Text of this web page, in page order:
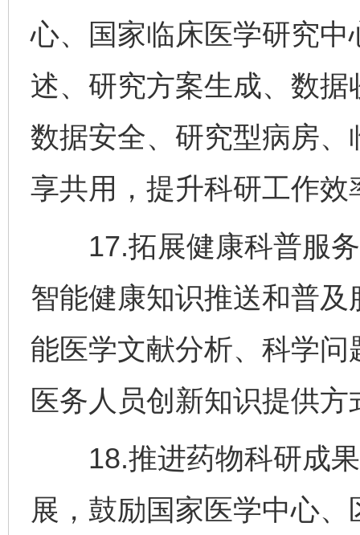
心、国家临床医学研究
述、研究方案生成、数
数据安全、研究型病房
享共用，提升科研工作效
17.拓展健康科普服务
智能健康知识推送和普
能医学文献分析、科学
医务人员创新知识提供方
18.推进药物科研成果
展，鼓励国家医学中心